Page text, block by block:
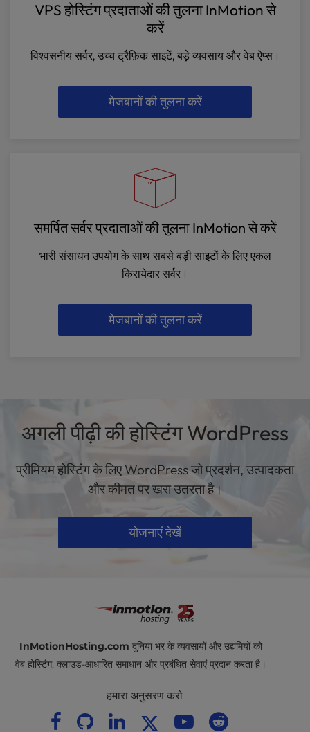
VPS होस्टिंग प्रदाताओं की तुलना InMotion से
करें
विश्वसनीय सर्वर, उच्च ट्रैफ़िक साइटें, बड़े व्यवसाय और वेब ऐप्स।
मेजबानों की तुलना करें
समर्पित सर्वर प्रदाताओं की तुलना InMotion से करें
भारी संसाधन उपयोग के साथ सबसे बड़ी साइटों के लिए एकल
किरायेदार सर्वर।
मेजबानों की तुलना करें
अगली पीढ़ी की होस्टिंग WordPress
प्रीमियम होस्टिंग के लिए WordPress जो प्रदर्शन, उत्पादकता
और कीमत पर खरा उतरता है।
योजनाएं देखें
InMotionHosting.com दुनिया भर के व्यवसायों और उद्यमियों को
वेब होस्टिंग, क्लाउड-आधारित समाधान और प्रबंधित सेवाएं प्रदान करता है।
हमारा अनुसरण करो